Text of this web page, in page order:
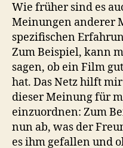
Wie früher sind es
Meinungen anderer
spezifischen
Zum Beispiel, kann
sagen, ob ein Film
hat. Das Netz hilft
dieser Meinung für
einzuordnen: Zum
nun ab, was der
es ihm gefallen und